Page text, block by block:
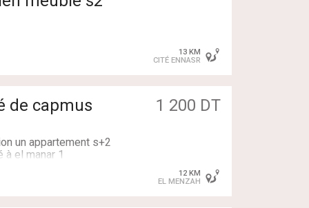
13 KM
CITÉ ENNASR
de capmus
1 200 DT
un appartement s+2
el manar 1
12 KM
EL MENZAH